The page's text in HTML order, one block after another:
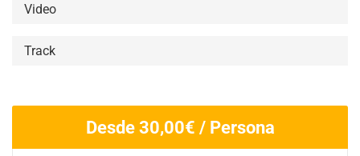
Video
Track
Desde30,00€ / Persona